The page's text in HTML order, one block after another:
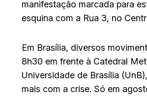
manifestação marcada para
esquina com a Rua 3, no
Em Brasília, diversos
8h30 em frente à Catedral
Universidade de Brasília
mais com a crise. Só em